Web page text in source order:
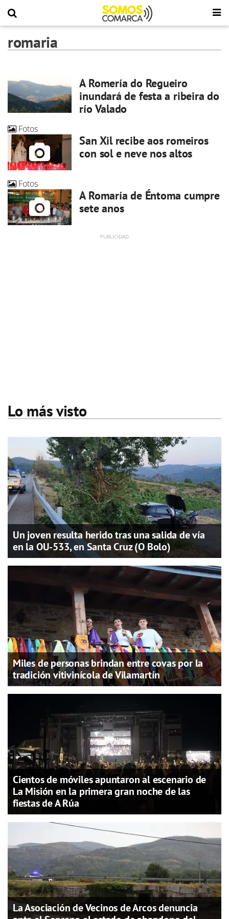
romaria
A Romería do Regueiro
inundará de festa a ribeira do
río Valado
Fotos
San Xil recibe aos romeiros
con sol e neve nos altos
Fotos
A Romaría de Éntoma cumpre
sete anos
Lo más visto
Un joven resulta herido tras una salida de vía
en la OU-533, en Santa Cruz (O Bolo)
Miles de personas brindan entre covas por la
tradición vitivinícola de Vilamartín
Cientos de móviles apuntaron al escenario de
La Misión en la primera gran noche de las
fiestas de A Rúa
La Asociación de Vecinos de Arcos denuncia